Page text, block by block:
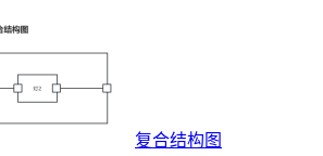
复合结构图